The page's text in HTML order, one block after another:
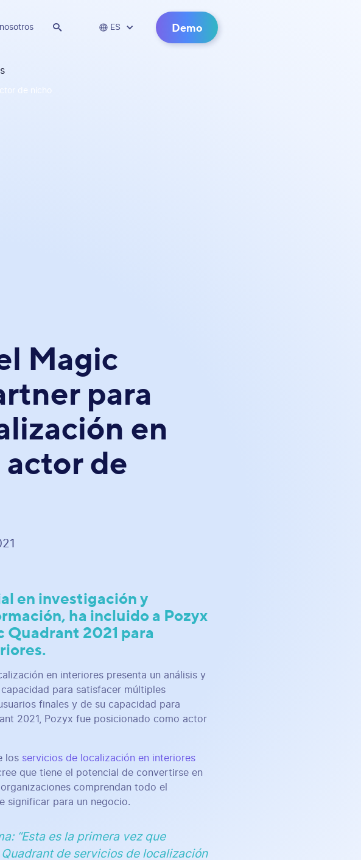
  ES Demo
de nicho
Magic
para
en
de
en investigación y
ha incluido a Pozyx
Quadrant 2021 para
en interiores presenta un análisis y
para satisfacer múltiples
finales y de su capacidad para
2021, Pozyx fue posicionado como actor
los servicios de localización en interiores
que tiene el potencial de convertirse en
comprendan todo el
significar para un negocio.
“Esta es la primera vez que
de servicios de localización